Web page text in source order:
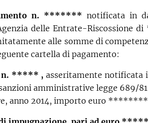
n. *******notificata in
delle Entrate-Riscossione
alle somme di
cartella di pagamento:
n. ***** ,asseritamente notificata
amministrative legge 689/
anno 2014, importo euro